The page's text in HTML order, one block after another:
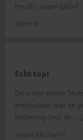
houdt... super geluid
Joern R.
Echt top!
Dit is mijn eerste
enthousiast over de
bediening (incl. de
André Michael P.